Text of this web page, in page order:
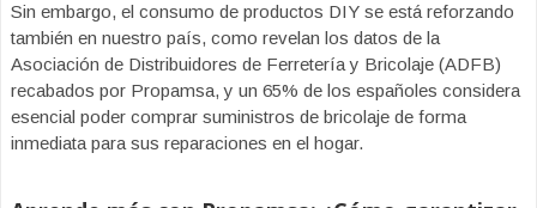
Sin embargo, el consumo de productos DIY se está reforzando
también en nuestro país, como revelan los datos de la
Asociación de Distribuidores de Ferretería y Bricolaje (ADFB)
recabados por Propamsa, y un 65% de los españoles considera
esencial poder comprar suministros de bricolaje de forma
inmediata para sus reparaciones en el hogar.